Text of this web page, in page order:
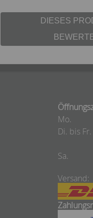
DIESES
Mo.
Di. bis Fr.
Sa.
Versand: